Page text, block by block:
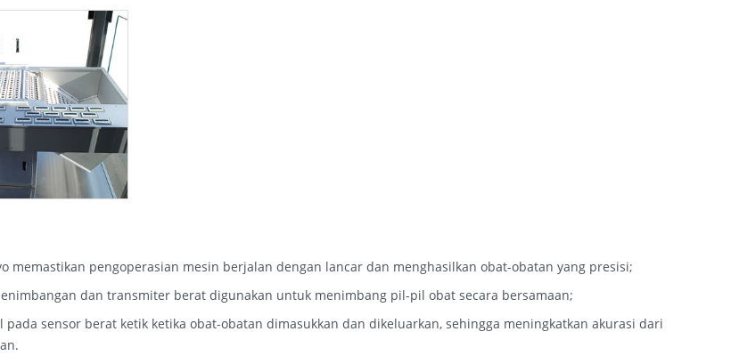
memastikan pengoperasian mesin berjalan dengan lancar dan menghasilkan obat-obatan yang presisi;
dan transmiter berat digunakan untuk menimbang pil-pil obat secara bersamaan;
pada sensor berat ketik ketika obat-obatan dimasukkan dan dikeluarkan, sehingga meningkatkan akurasi dari